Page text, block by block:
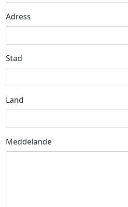
Adress
Stad
Land
Meddelande